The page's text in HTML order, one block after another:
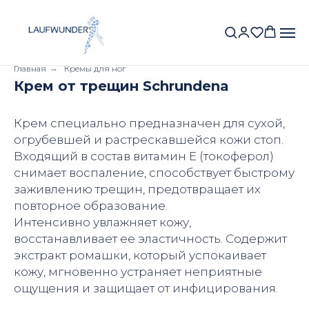
Главная → Кремы для ног
Крем от трещин Schrundena
Крем специально предназначен для сухой,
огрубевшей и растрескавшейся кожи стоп.
Входящий в состав витамин Е (токоферол)
снимает воспаление, способствует быстрому
заживлению трещин, предотвращает их
повторное образование.
Интенсивно увлажняет кожу,
восстанавливает ее эластичность. Содержит
экстракт ромашки, который успокаивает
кожу, мгновенно устраняет неприятные
ощущения и защищает от инфицирования.